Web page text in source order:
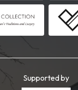
Supported by